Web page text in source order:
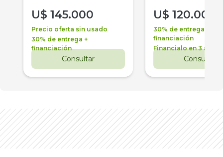
U$ 145.000
Precio oferta sin usado
30% de entrega +
financiación
Consultar
U$ 120.000
30% de entrega +
financiación
Financialo en 3 años
Consultar